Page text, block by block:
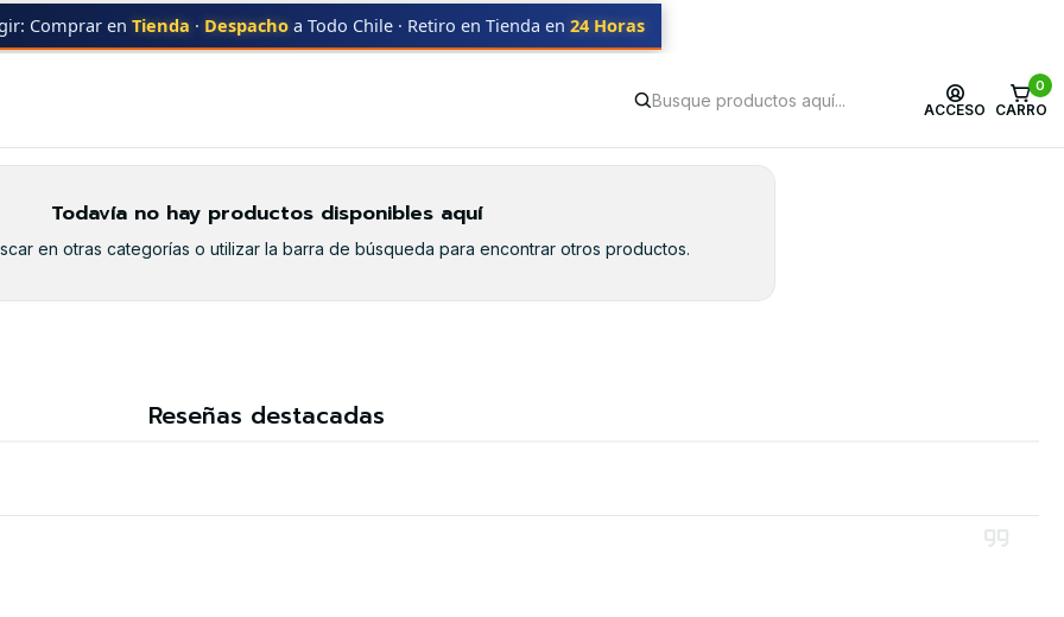
ACCESO
0
CARRO
Comprar en Tienda · Despacho a Todo Chile · Retiro en Tienda en 24 Horas
DE MATERIALES VISCOSOS
Todavía no hay productos disponibles aquí
en otras categorías o utilizar la barra de búsqueda para encontrar otros productos.
Reseñas destacadas